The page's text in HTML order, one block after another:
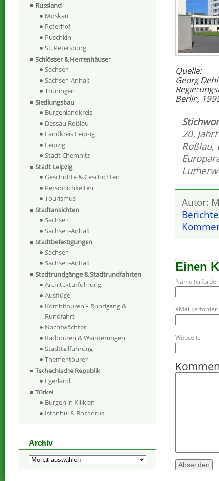
Quelle:
Georg
Berlin,
20.
Roßlau,
Autor:
Berichte
Einen
Name
eMail
Webseite
Russland
Moskau
Peterhof
Puschkin
St. Petersburg
Schlösser & Herrenhäuser
Sachsen
Sachsen-Anhalt
Thüringen
Siedlungsbau
Burgenlandkreis
Dessau-Roßlau
Landkreis Leipzig
Leipzig
Stadt Chemnitz
Stadt Leipzig
Geschichte & Geschichten
Persönlichkeiten
Tourismus
Stadtansichten
Sachsen
Sachsen-Anhalt
Stadtbefestigungen
Sachsen
Sachsen-Anhalt
Stadtrundgänge & Stadtrundfahrten
Architekturführung
Ausflüge
Kombitouren – Rundgang &
Rundfahrt
Nachtwächter
Radtouren & Wanderungen
Stadtteilführung
Thementouren
Tschechische Republik
Egerland
Türkei
Burgen in Kilikien
Istanbul & Bosporus
Archiv
Archiv